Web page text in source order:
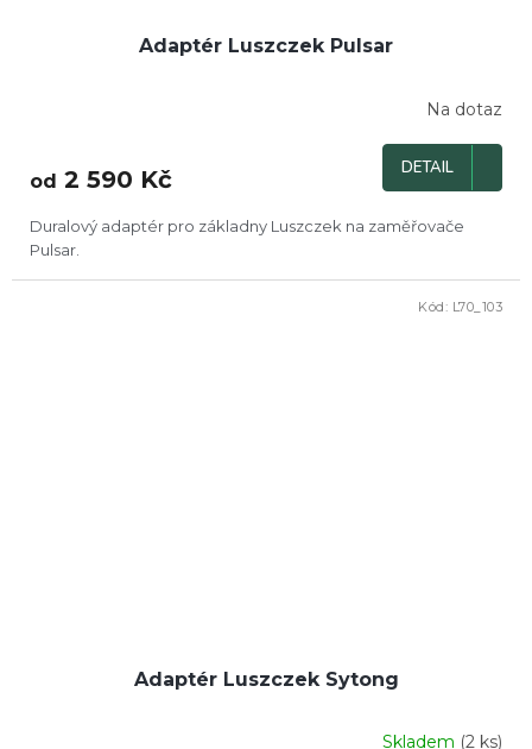
Adaptér Luszczek Pulsar
Na dotaz
od 2 590 Kč DETAIL
Duralový adaptér pro základny Luszczek na zaměřovače
Pulsar.
Adaptér Luszczek Sytong
Skladem (2 ks)
Kód: L70_103